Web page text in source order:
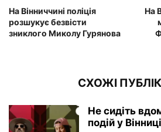
На Вінниччині поліція
розшукує безвісти
зниклого Миколу Гурянова
На
СХОЖІ
Не сидіть
подій у